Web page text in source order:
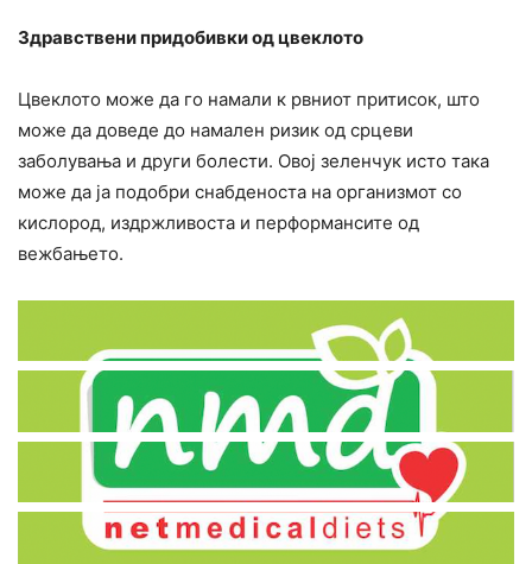
Здравствени придобивки од цвеклото
Цвеклото може да го намали к рвниот притисок, што
може да доведе до намален ризик од срцеви
заболувања и други болести. Овој зеленчук исто така
може да ја подобри снабденоста на организмот со
кислород, издржливоста и перформансите од
вежбањето.